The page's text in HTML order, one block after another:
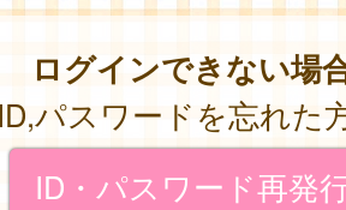
ログインできない場
ID,パスワードを忘れた
ID・パスワード再発